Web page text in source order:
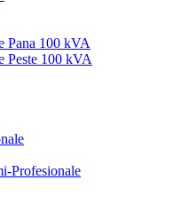
Pana 100 kVA
Peste 100 kVA
Profesionale